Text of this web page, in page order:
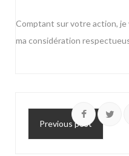
Comptant sur votre action, je
ma considération
Previous post